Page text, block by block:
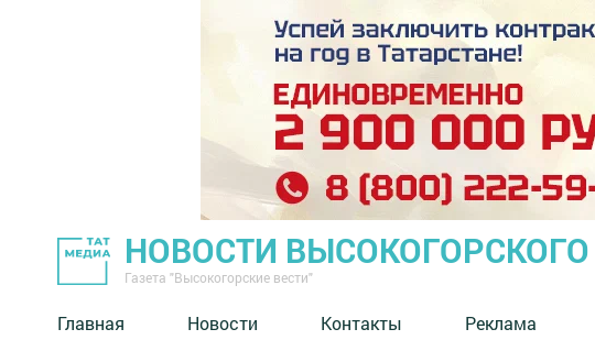
НОВОСТИ
Газета "Высокогорские вести"
Главная Новости Контакты Реклама